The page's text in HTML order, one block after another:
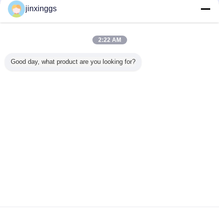
Trust Seal
ผลิตภัณฑ์ทั้งหมด
jinxinggs
2:22 AM
Good day, what product are you looking for?